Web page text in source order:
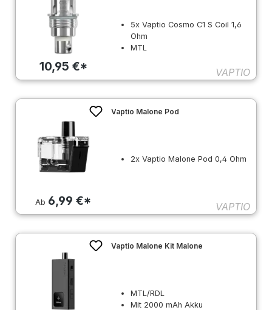
10,95 €*
5x Vaptio Cosmo C1 S Coil 1,6
Ohm
MTL
VAPTIO
Ab 6,99 €*
Vaptio Malone Pod
2x Vaptio Malone Pod 0,4 Ohm
VAPTIO
Vaptio Malone Kit Malone
MTL/RDL
Mit 2000 mAh Akku